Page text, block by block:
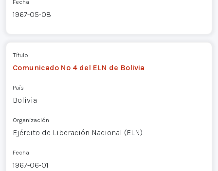
Fecha
1967-05-08
Título
Comunicado Nº 4 del ELN de Bolivia
País
Bolivia
Organización
Ejército de Liberación Nacional (ELN)
Fecha
1967-06-01